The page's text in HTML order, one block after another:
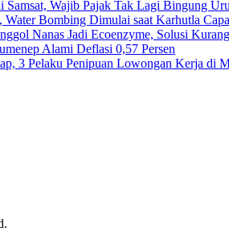
Samsat, Wajib Pajak Tak Lagi Bingung
Bombing Dimulai saat Karhutla
Nanas Jadi Ecoenzyme, Solusi
Alami Deflasi 0,57 Persen
3 Pelaku Penipuan Lowongan Kerja di